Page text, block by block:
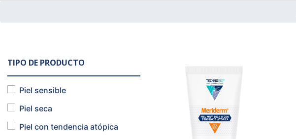
TIPO DE PRODUCTO
Piel sensible
Piel seca
Piel con tendencia atópica